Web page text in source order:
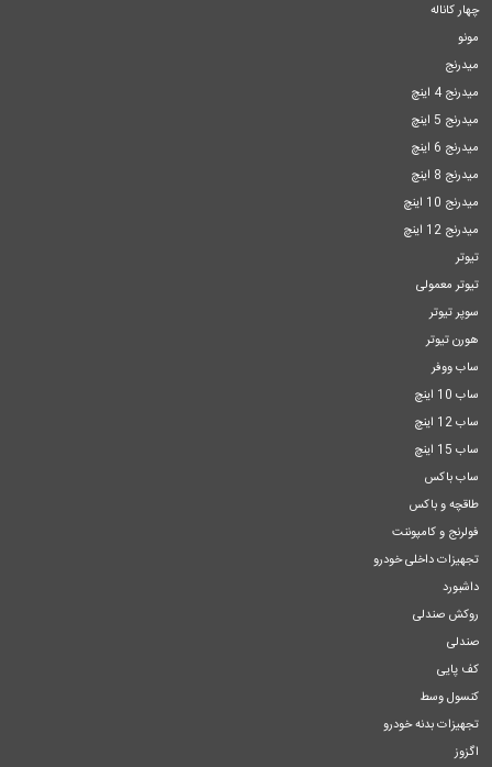
چهار کاناله
مونو
میدرنج
میدرنج 4 اینچ
میدرنج 5 اینچ
میدرنج 6 اینچ
میدرنج 8 اینچ
میدرنج 10 اینچ
میدرنج 12 اینچ
تیوتر
تیوتر معمولی
سوپر تیوتر
هورن تیوتر
ساب ووفر
ساب 10 اینچ
ساب 12 اینچ
ساب 15 اینچ
ساب باکس
طاقچه و باکس
فولرنج و کامپوننت
تجهیزات داخلی خودرو
داشبورد
روکش صندلی
صندلی
کف پایی
کنسول وسط
تجهیزات بدنه خودرو
اگزوز